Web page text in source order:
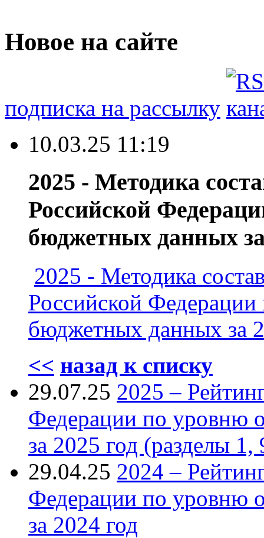
Новое на сайте
подписка на рассылку
10.03.25 11:19
2025 - Методика
Российской
бюджетных данных за
2025 - Методика
Российской
бюджетных данных за
<< назад к списку
29.07.25 2025 –
Федерации по уровню
за 2025 год (разделы 1,
29.04.25 2024 –
Федерации по уровню
за 2024 год